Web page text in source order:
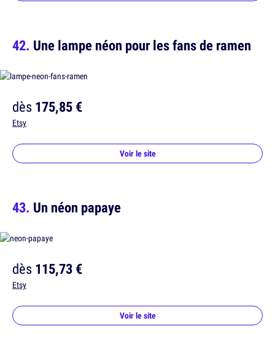
Une lampe néon pour les fans de ramen
dès175,85 €
Etsy
Voir le site
Un néon papaye
dès115,73 €
Etsy
Voir le site